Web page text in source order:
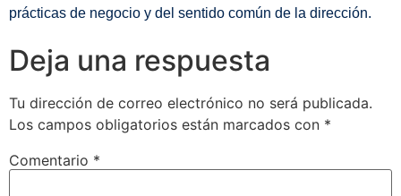
prácticas de negocio y del sentido común de la dirección.
Deja una respuesta
Tu dirección de correo electrónico no será publicada.
Los campos obligatorios están marcados con *
Comentario *